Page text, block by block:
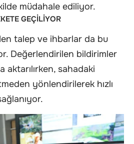
müdahale ediliyor.
GEÇİLİYOR
talep ve ihbarlar da bu
Değerlendirilen bildirimler
aktarılırken, sahadaki
yönlendirilerek hızlı